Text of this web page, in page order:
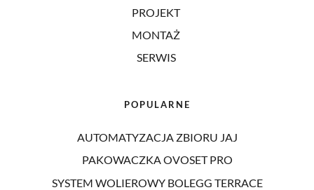
PROJEKT
MONTAŻ
SERWIS
POPULARNE
AUTOMATYZACJA ZBIORU JAJ
PAKOWACZKA OVOSET PRO
SYSTEM WOLIEROWY BOLEGG TERRACE